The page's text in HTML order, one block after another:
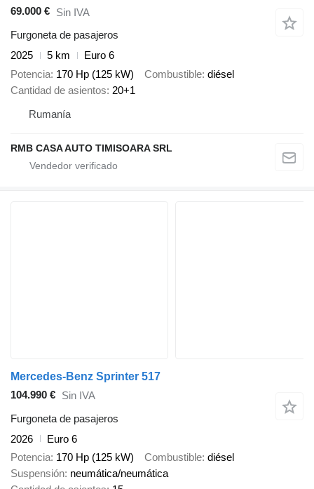
69.000 € Sin IVA
Furgoneta de pasajeros
2025
5 km
Euro 6
Potencia 170 Hp (125 kW) Combustible diésel
Cantidad de asientos 20+1
Rumanía
RMB CASA AUTO TIMISOARA SRL
Mercedes-Benz Sprinter 517
104.990 € Sin IVA
Furgoneta de pasajeros
2026
Euro 6
Potencia 170 Hp (125 kW) Combustible diésel
Suspensión neumática/neumática